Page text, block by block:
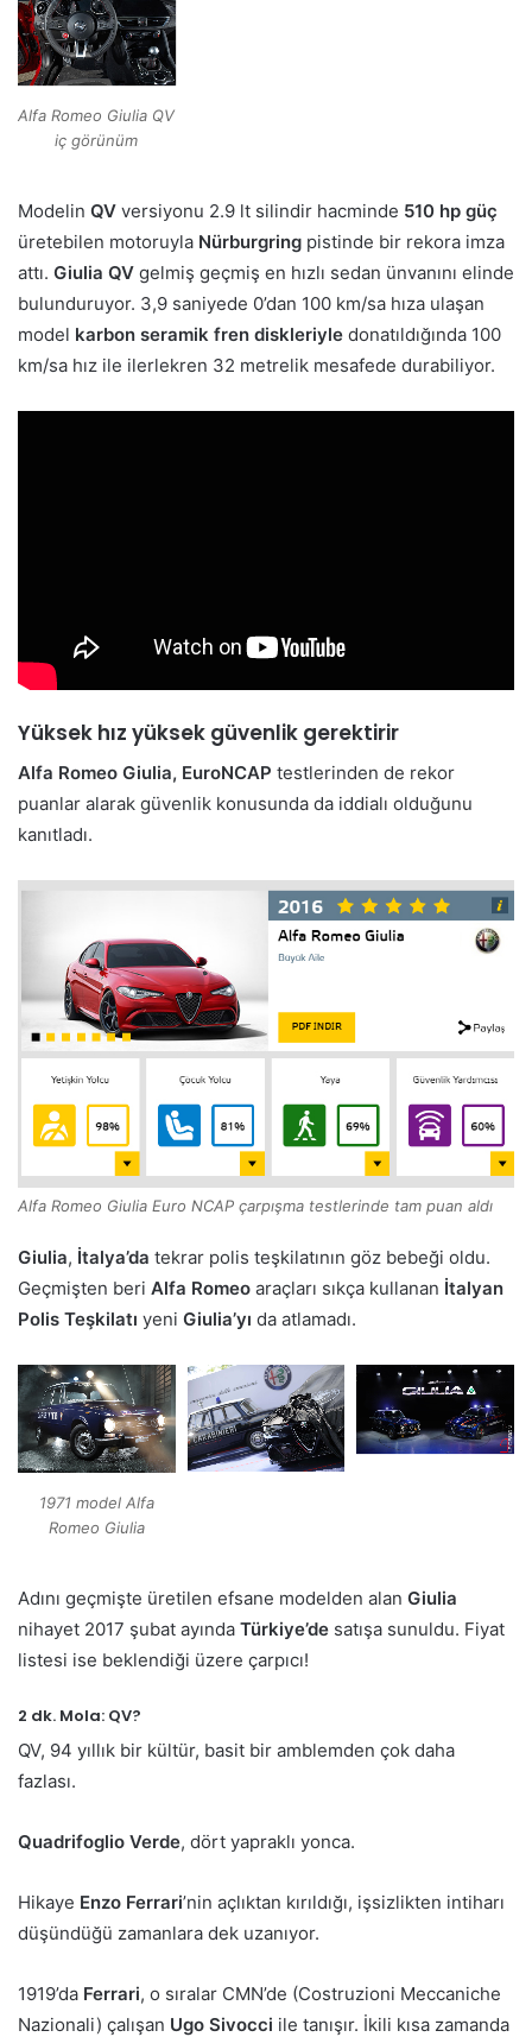
Alfa Romeo Giulia QV
iç görünüm
Modelin QV versiyonu 2.9 lt silindir hacminde 510 hp güç
üretebilen motoruyla Nürburgring pistinde bir rekora imza
attı. Giulia QV gelmiş geçmiş en hızlı sedan ünvanını elinde
bulunduruyor. 3,9 saniyede 0’dan 100 km/sa hıza ulaşan
model karbon seramik fren diskleriyle donatıldığında 100
km/sa hız ile ilerlekren 32 metrelik mesafede durabiliyor.
Yüksek hız yüksek güvenlik gerektirir
Alfa Romeo Giulia, EuroNCAP testlerinden de rekor
puanlar alarak güvenlik konusunda da iddialı olduğunu
kanıtladı.
Alfa Romeo Giulia Euro NCAP çarpışma testlerinde tam puan aldı
Giulia, İtalya’da tekrar polis teşkilatının göz bebeği oldu.
Geçmişten beri Alfa Romeo araçları sıkça kullanan İtalyan
Polis Teşkilatı yeni Giulia’yı da atlamadı.
1971 model Alfa
Romeo Giulia
Adını geçmişte üretilen efsane modelden alan Giulia
nihayet 2017 şubat ayında Türkiye’de satışa sunuldu. Fiyat
listesi ise beklendiği üzere çarpıcı!
2 dk. Mola: QV?
QV, 94 yıllık bir kültür, basit bir amblemden çok daha
fazlası.
Quadrifoglio Verde, dört yapraklı yonca.
Hikaye Enzo Ferrari’nin açlıktan kırıldığı, işsizlikten intiharı
düşündüğü zamanlara dek uzanıyor.
1919’da Ferrari, o sıralar CMN’de (Costruzioni Meccaniche
Nazionali) çalışan Ugo Sivocci ile tanışır. İkili kısa zamanda